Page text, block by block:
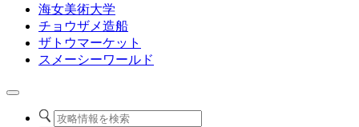
海女美術大学
チョウザメ造船
ザトウマーケット
スメーシーワールド